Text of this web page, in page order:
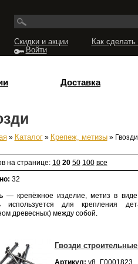
Скидки и акции Как сделать
Войти
Доставка
» Каталог» Крепеж, метизы» Гвозди
на странице: 10 20 50 100 все
32
— крепёжное изделие, метиз в виде
используется для крепления
древесных) между собой.
Гвозди